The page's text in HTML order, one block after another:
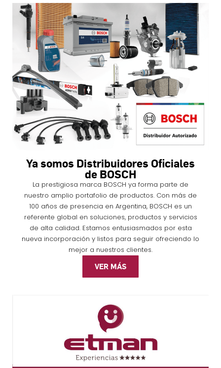
Ya somos Distribuidores Oficiales
de BOSCH
La prestigiosa marca BOSCH ya forma parte de
nuestro amplio portafolio de productos. Con más de
100 años de presencia en Argentina, BOSCH es un
referente global en soluciones, productos y servicios
de alta calidad. Estamos entusiasmados por esta
nueva incorporación y listos para seguir ofreciendo lo
mejor a nuestros clientes.
VER MÁS